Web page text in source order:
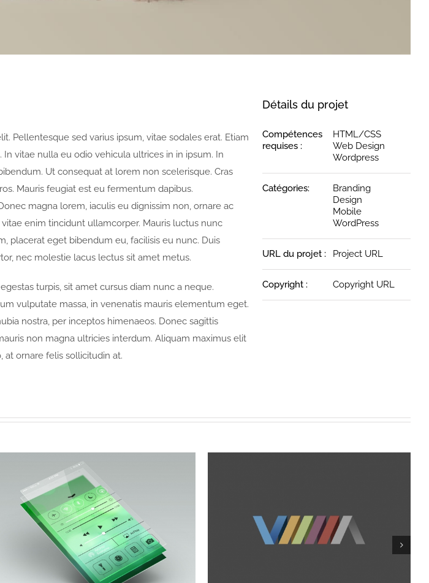
Pellentesque sed varius ipsum, vitae sodales erat. Etiam
vitae nulla eu odio vehicula ultrices in in ipsum. In
Ut consequat at lorem non scelerisque. Cras
Mauris feugiat est eu fermentum dapibus.
magna lorem, iaculis eu dignissim non, ornare ac
enim tincidunt ullamcorper. Mauris luctus nunc
placerat eget bibendum eu, facilisis eu nunc. Duis
nec molestie lacus lectus sit amet metus.
turpis, sit amet cursus diam nunc a neque.
vulputate massa, in venenatis mauris elementum eget.
nostra, per inceptos himenaeos. Donec sagittis
non magna ultricies interdum. Aliquam maximus elit
at ornare felis sollicitudin at.
Détails du projet
Compétences
requises :
HTML/CSS
Web Design
Wordpress
Catégories:
Branding
Design
Mobile
WordPress
URL du projet : Project URL
Copyright : Copyright URL